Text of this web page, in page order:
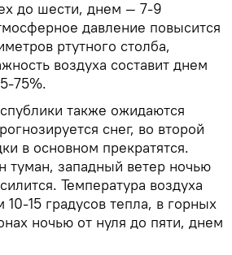
до шести, днем — 7-9
давление повысится
ртутного столба,
воздуха составит днем
75%.
также ожидаются
снег, во второй
в основном прекратятся.
туман, западный ветер ночью
Температура воздуха
15 градусов тепла, в горных
ночью от нуля до пяти, днем